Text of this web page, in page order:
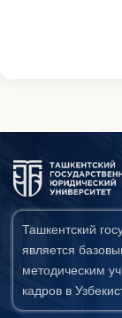
Ташкентский
является
методическим
кадров в